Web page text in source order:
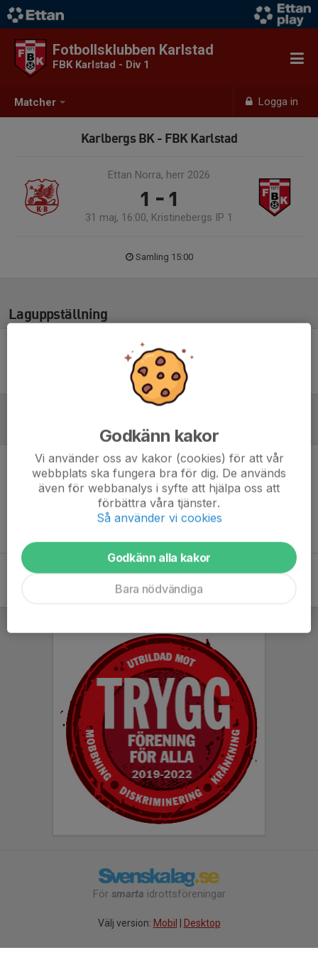
Matcher Logga in
Fotbollsklubben Karlstad
FBK Karlstad - Div 1
Karlbergs BK - FBK Karlstad
Ettan Norra, herr 2026
1 - 1
31 maj, 16:00, Kristinebergs IP 1
Samling 15:00
Laguppställning
Ingen uppställning ifylld
Inget referat skrivet
För smarta idrottsföreningar
Välj version: Mobil Desktop
Godkänn kakor
Vi använder oss av kakor (cookies) för att vår
webbplats ska fungera bra för dig. De används
även för webbanalys i syfte att hjälpa oss att
förbättra våra tjänster.
Så använder vi cookies
Godkänn alla kakor
Bara nödvändiga